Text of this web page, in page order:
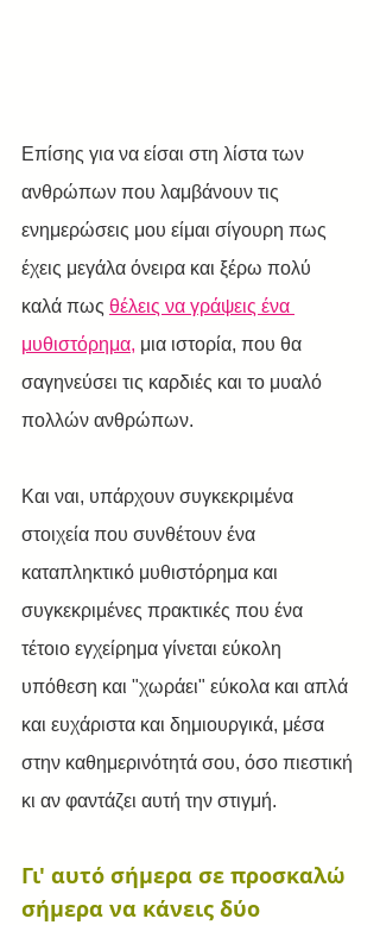
Επίσης για να είσαι στη λίστα των
ανθρώπων που λαμβάνουν τις
ενημερώσεις μου είμαι σίγουρη πως
έχεις μεγάλα όνειρα και ξέρω πολύ
καλά πως θέλεις να γράψεις ένα
μυθιστόρημα, μια ιστορία, που θα
σαγηνεύσει τις καρδιές και το μυαλό
πολλών ανθρώπων.
Και ναι, υπάρχουν συγκεκριμένα
στοιχεία που συνθέτουν ένα
καταπληκτικό μυθιστόρημα και
συγκεκριμένες πρακτικές που ένα
τέτοιο εγχείρημα γίνεται εύκολη
υπόθεση και "χωράει" εύκολα και απλά
και ευχάριστα και δημιουργικά, μέσα
στην καθημερινότητά σου, όσο πιεστική
κι αν φαντάζει αυτή την στιγμή.
Γι' αυτό σήμερα σε προσκαλώ
σήμερα να κάνεις δύο